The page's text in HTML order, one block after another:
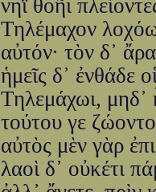
νηῒ θοῆι
Τηλέμαχον
αὐτόν· τὸν δ᾽
ἡμεῖς δ᾽ ἐνθάδε
Τηλεμάχωι, μηδ᾽
τούτου γε
αὐτὸς μὲν γὰρ
λαοὶ δ᾽ οὐκέτι